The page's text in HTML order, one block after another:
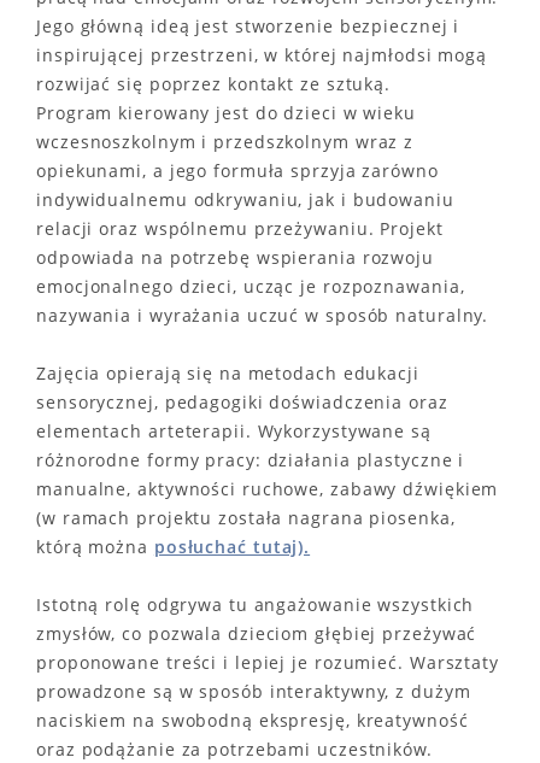
Jego główną ideą jest stworzenie bezpiecznej i
inspirującej przestrzeni, w której najmłodsi mogą
rozwijać się poprzez kontakt ze sztuką.
Program kierowany jest do dzieci w wieku
wczesnoszkolnym i przedszkolnym wraz z
opiekunami, a jego formuła sprzyja zarówno
indywidualnemu odkrywaniu, jak i budowaniu
relacji oraz wspólnemu przeżywaniu. Projekt
odpowiada na potrzebę wspierania rozwoju
emocjonalnego dzieci, ucząc je rozpoznawania,
nazywania i wyrażania uczuć w sposób naturalny.
Zajęcia opierają się na metodach edukacji
sensorycznej, pedagogiki doświadczenia oraz
elementach arteterapii. Wykorzystywane są
różnorodne formy pracy: działania plastyczne i
manualne, aktywności ruchowe, zabawy dźwiękiem
(w ramach projektu została nagrana piosenka,
którą można posłuchać tutaj).
Istotną rolę odgrywa tu angażowanie wszystkich
zmysłów, co pozwala dzieciom głębiej przeżywać
proponowane treści i lepiej je rozumieć. Warsztaty
prowadzone są w sposób interaktywny, z dużym
naciskiem na swobodną ekspresję, kreatywność
oraz podążanie za potrzebami uczestników.